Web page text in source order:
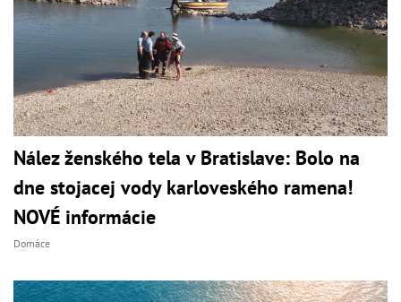
Nález ženského tela v Bratislave: Bolo na
dne stojacej vody karloveského ramena!
NOVÉ informácie
Domáce